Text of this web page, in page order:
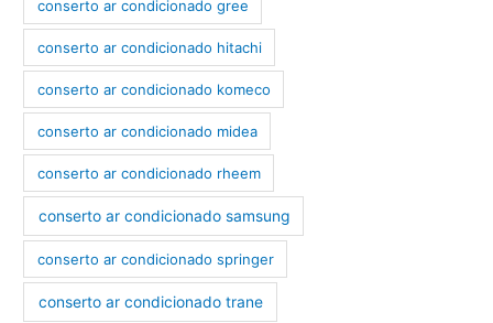
conserto ar condicionado gree
conserto ar condicionado hitachi
conserto ar condicionado komeco
conserto ar condicionado midea
conserto ar condicionado rheem
conserto ar condicionado samsung
conserto ar condicionado springer
conserto ar condicionado trane